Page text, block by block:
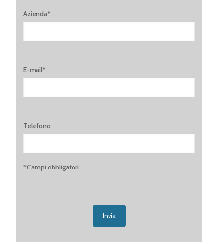
Azienda*
E-mail*
Telefono
*Campi obbligatori